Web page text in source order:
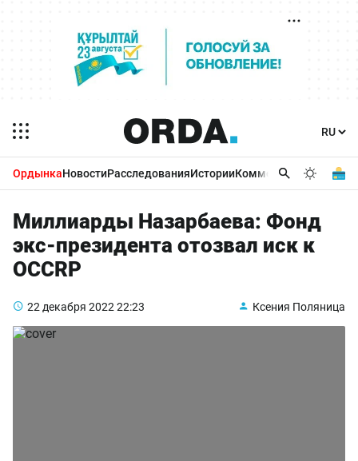
ОрдынкаНовостиРасследованияИсторииКомментарииБизнес
Миллиарды Назарбаева: Фонд
экс-президента отозвал иск к
OCCRP
22 декабря 2022 22:23 Ксения Поляница